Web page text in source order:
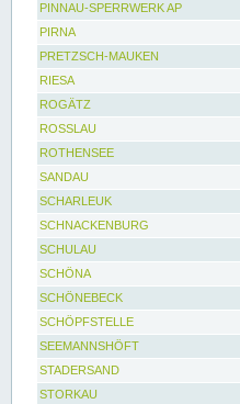
PINNAU-SPERRWERK AP
PIRNA
PRETZSCH-MAUKEN
RIESA
ROGÄTZ
ROSSLAU
ROTHENSEE
SANDAU
SCHARLEUK
SCHNACKENBURG
SCHULAU
SCHÖNA
SCHÖNEBECK
SCHÖPFSTELLE
SEEMANNSHÖFT
STADERSAND
STORKAU